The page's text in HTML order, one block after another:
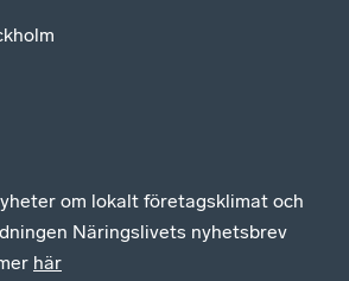
om lokalt företagsklimat och
Näringslivets nyhetsbrev
här